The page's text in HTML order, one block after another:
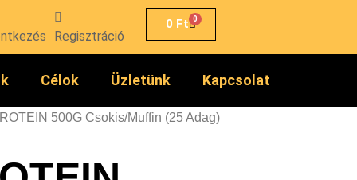
Regisztráció
0 Ft 0
Célok Üzletünk Kapcsolat
500G Csokis/Muffin (25 Adag)